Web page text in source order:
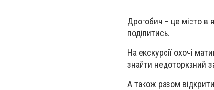
Дрогобич – це місто в
поділитись.⠀
На екскурсії охочі
знайти недоторканий
А також разом